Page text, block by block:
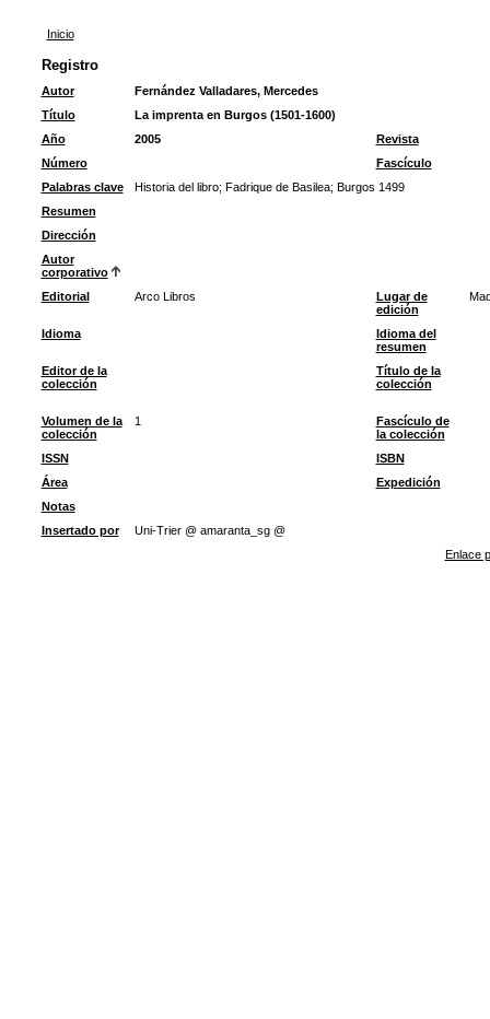
Inicio
Registro
Autor
Fernández Valladares, Mercedes
Título
La imprenta en Burgos (1501-1600)
Año
2005
Revista
Número
Fascículo
Palabras clave
Historia del libro; Fadrique de Basilea; Burgos 1499
Resumen
Dirección
Autor
corporativo
Editorial
Arco Libros
Lugar de
edición
Idioma
Idioma del
resumen
Editor de la
colección
Título de la
colección
Volumen de la
colección
1
Fascículo de
la colección
ISSN
ISBN
Área
Expedición
Notas
Insertado por
Uni-Trier @ amaranta_sg @
Enlace